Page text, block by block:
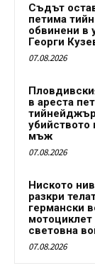
Съдът
петима
обвинени в
Георги
07.08.2026
в ареста
убийството
мъж
07.08.2026
Ниското
разкри
германски
мотоциклет
световна
07.08.2026